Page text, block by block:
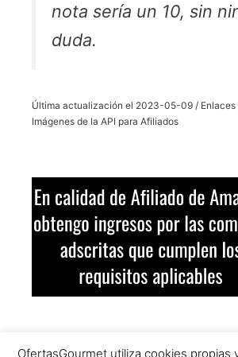
nota sería un 10, sin
duda.
Última actualización el 2023-05-09 / Enlaces
Imágenes de la API para Afiliados
OfertasGourmet utiliza cookies propias